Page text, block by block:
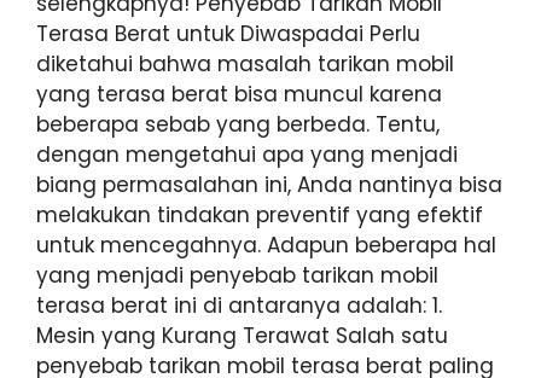
Terasa Berat untuk Diwaspadai Perlu
diketahui bahwa masalah tarikan mobil
yang terasa berat bisa muncul karena
beberapa sebab yang berbeda. Tentu,
dengan mengetahui apa yang menjadi
biang permasalahan ini, Anda nantinya bisa
melakukan tindakan preventif yang efektif
untuk mencegahnya. Adapun beberapa hal
yang menjadi penyebab tarikan mobil
terasa berat ini di antaranya adalah: 1.
Mesin yang Kurang Terawat Salah satu
penyebab tarikan mobil terasa berat paling